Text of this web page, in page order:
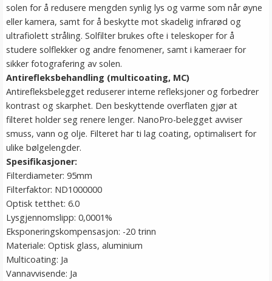
solen for å redusere mengden synlig lys og varme som når øyne
eller kamera, samt for å beskytte mot skadelig infrarød og
ultrafiolett stråling. Solfilter brukes ofte i teleskoper for å
studere solflekker og andre fenomener, samt i kameraer for
sikker fotografering av solen.
Antirefleksbehandling (multicoating, MC)
Antirefleksbelegget reduserer interne refleksjoner og forbedrer
kontrast og skarphet. Den beskyttende overflaten gjør at
filteret holder seg renere lenger. NanoPro-belegget avviser
smuss, vann og olje. Filteret har ti lag coating, optimalisert for
ulike bølgelengder.
Spesifikasjoner:
Filterdiameter: 95mm
Filterfaktor: ND1000000
Optisk tetthet: 6.0
Lysgjennomslipp: 0,0001%
Eksponeringskompensasjon: -20 trinn
Materiale: Optisk glass, aluminium
Multicoating: Ja
Vannavvisende: Ja